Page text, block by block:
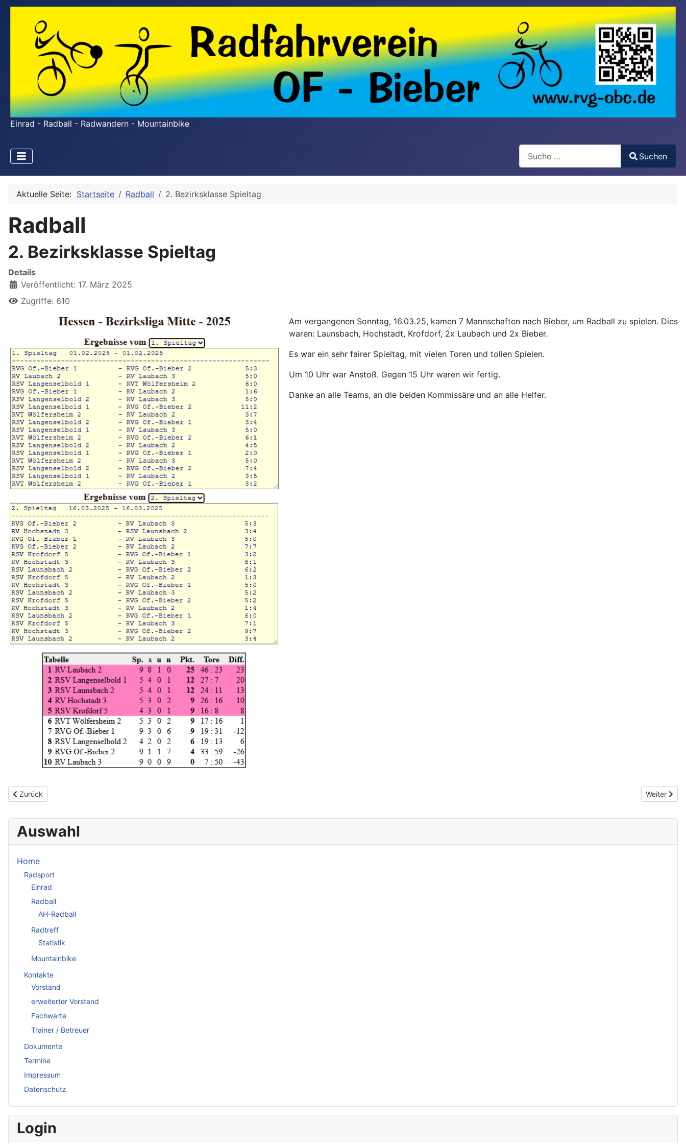
Einrad - Radball - Radwandern - Mountainbike
Type 2 or more characters for results.
Suchen
Aktuelle Seite: Startseite Radball 2. Bezirksklasse Spieltag
Radball
2. Bezirksklasse Spieltag
Details
Veröffentlicht: 17. März 2025
Zugriffe: 610
Am vergangenen Sonntag, 16.03.25, kamen 7 Mannschaften nach Bieber, um Radball zu spielen. Dies
waren: Launsbach, Hochstadt, Krofdorf, 2x Laubach und 2x Bieber.
Es war ein sehr fairer Spieltag, mit vielen Toren und tollen Spielen.
Um 10 Uhr war Anstoß. Gegen 15 Uhr waren wir fertig.
Danke an alle Teams, an die beiden Kommissäre und an alle Helfer.
Vorheriger Beitrag: Radball-Vereinsmeister 2024/25
Zurück Nächster
Weiter
Auswahl
Home
Radsport
Einrad
Radball
AH-Radball
Radtreff
Statistik
Mountainbike
Kontakte
Vorstand
erweiterter Vorstand
Fachwarte
Trainer / Betreuer
Dokumente
Termine
Impressum
Datenschutz
Login